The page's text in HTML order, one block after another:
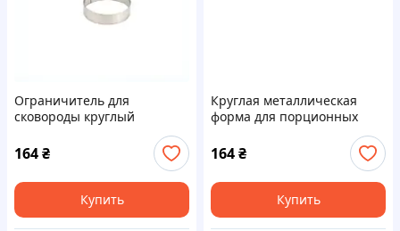
Ограничитель для
сковороды круглый
M2450846ME
164₴
Купить
Круглая металлическая
форма для порционных
164₴
Купить